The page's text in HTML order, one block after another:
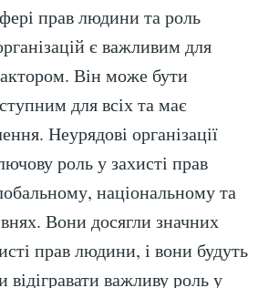
прав людини та роль
є важливим для
Він може бути
для всіх та має
Неурядові організації
роль у захисті прав
національному та
Вони досягли значних
прав людини, і вони будуть
відігравати важливу роль у